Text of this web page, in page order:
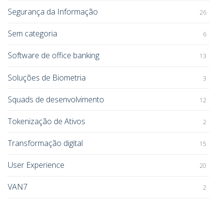
Segurança da Informação 26
Sem categoria 6
Software de office banking 13
Soluções de Biometria 3
Squads de desenvolvimento 12
Tokenização de Ativos 2
Transformação digital 15
User Experience 20
VAN7 2